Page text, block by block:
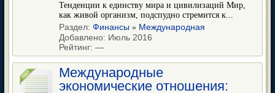
Тенденции к единству мира и цивилизаций Мир,
как живой организм, подспудно стремится к...
Раздел: Финансы » Международная
Добавлено: Июль 2016
Рейтинг: —
Международные
экономические отношения: